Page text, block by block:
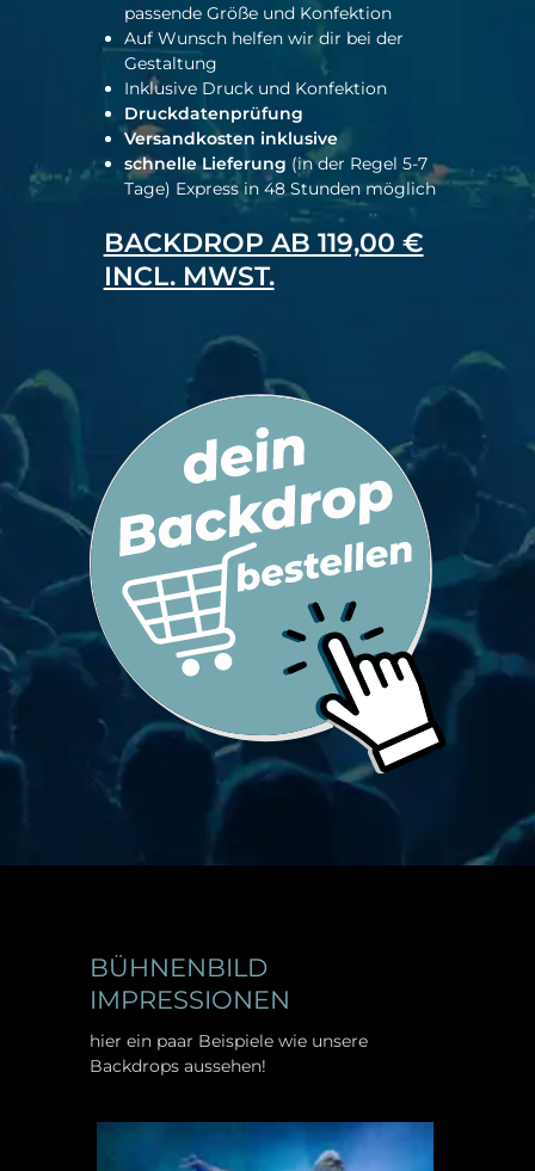
passende Größe und Konfektion
Auf Wunsch helfen wir dir bei der
Gestaltung
Inklusive Druck und Konfektion
Druckdatenprüfung
Versandkosten inklusive
schnelle Lieferung (in der Regel 5-7
Tage) Express in 48 Stunden möglich
BACKDROP AB 119,00 €
INCL. MWST.
BÜHNENBILD
IMPRESSIONEN
hier ein paar Beispiele wie unsere
Backdrops aussehen!